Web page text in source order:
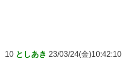
10 としあき 23/03/24(金)10:42:10